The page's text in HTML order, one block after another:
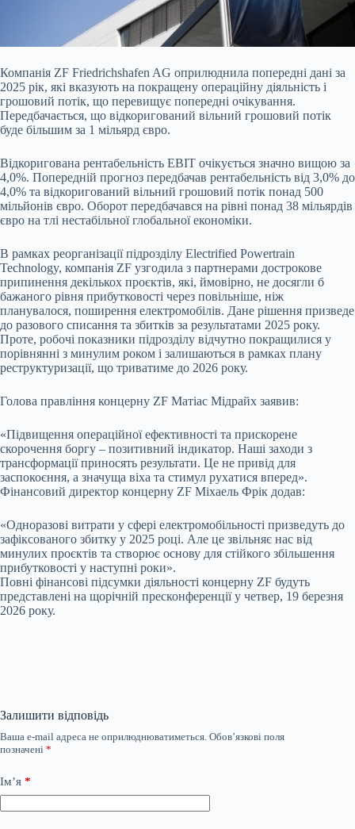
Компанія ZF Friedrichshafen AG оприлюднила попередні дані за
2025 рік, які вказують на покращену операційну діяльність і
грошовий потік, що перевищує попередні очікування.
Передбачається, що відкоригований вільний грошовий потік
буде більшим за 1 мільярд євро.
Відкоригована рентабельність EBIT очікується значно вищою за
4,0%. Попередній прогноз передбачав рентабельність від 3,0% до
4,0% та відкоригований вільний грошовий потік понад 500
мільйонів євро. Оборот передбачався на рівні понад 38 мільярдів
євро на тлі нестабільної глобальної економіки.
В рамках реорганізації підрозділу Electrified Powertrain
Technology, компанія ZF узгодила з партнерами дострокове
припинення декількох проєктів, які, ймовірно, не досягли б
бажаного рівня прибутковості через повільніше, ніж
планувалося, поширення електромобілів. Дане рішення призведе
до разового списання та збитків за результатами 2025 року.
Проте, робочі показники підрозділу відчутно покращилися у
порівнянні з минулим роком і залишаються в рамках плану
реструктуризації, що триватиме до 2026 року.
Голова правління концерну ZF Матіас Мідрайх заявив:
«Підвищення операційної ефективності та прискорене
скорочення боргу – позитивний індикатор. Наші заходи з
трансформації приносять результати. Це не привід для
заспокоєння, а значуща віха та стимул рухатися вперед».
Фінансовий директор концерну ZF Міхаель Фрік додав:
«Одноразові витрати у сфері електромобільності призведуть до
зафіксованого збитку у 2025 році. Але це звільняє нас від
минулих проєктів та створює основу для стійкого збільшення
прибутковості у наступні роки».
Повні фінансові підсумки діяльності концерну ZF будуть
представлені на щорічній пресконференції у четвер, 19 березня
2026 року.
Залишити відповідь
Ваша e-mail адреса не оприлюднюватиметься. Обов’язкові поля
позначені *
Ім’я *